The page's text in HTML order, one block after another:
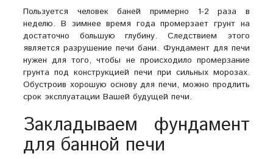
Пользуется человек баней примерно 1-2 раза в
неделю. В зимнее время года промерзает грунт на
достаточно большую глубину. Следствием этого
является разрушение печи бани. Фундамент для печи
нужен для того, чтобы не происходило промерзание
грунта под конструкцией печи при сильных морозах.
Обустроив хорошую основу для печи, можно продлить
срок эксплуатации Вашей будущей печи.
Закладываем фундамент
для банной печи